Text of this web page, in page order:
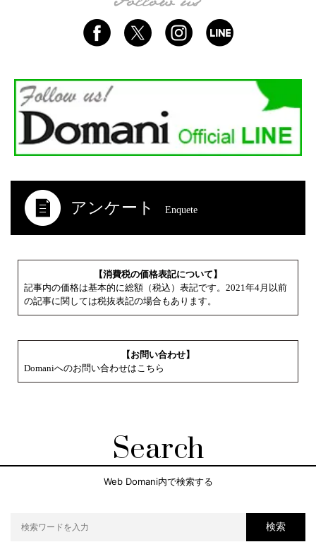
アンケート Enquete
【消費税の価格表記について】
記事内の価格は基本的に総額（税込）表記です。2021年4月以前
の記事に関しては税抜表記の場合もあります。
【お問い合わせ】
Domaniへのお問い合わせはこちら
Search
Web Domani内で検索する
検索